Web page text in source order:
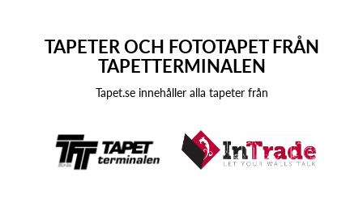
TAPETER OCH FOTOTAPET FRÅN
TAPETTERMINALEN
Tapet.se innehåller alla tapeter från